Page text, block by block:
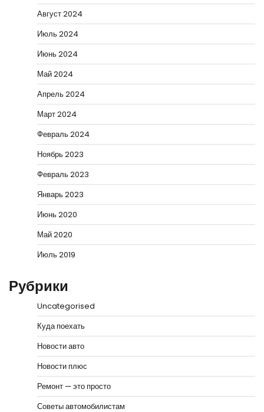
Август 2024
Июль 2024
Июнь 2024
Май 2024
Апрель 2024
Март 2024
Февраль 2024
Ноябрь 2023
Февраль 2023
Январь 2023
Июнь 2020
Май 2020
Июль 2019
Рубрики
Uncategorised
Куда поехать
Новости авто
Новости плюс
Ремонт — это просто
Советы автомобилистам